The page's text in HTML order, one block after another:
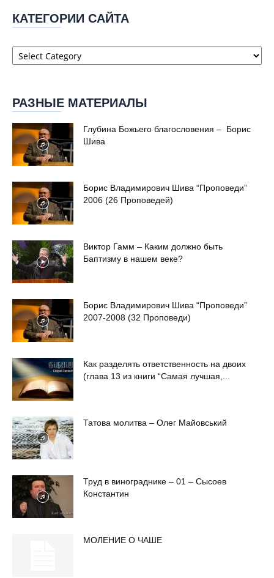
КАТЕГОРИИ САЙТА
Категории
сайта
РАЗНЫЕ МАТЕРИАЛЫ
Глубина Божьего благословения – Борис
Шива
Борис Владимирович Шива “Проповеди”
2006 (26 Проповедей)
Виктор Гамм – Каким должно быть
Баптизму в нашем веке?
Борис Владимирович Шива “Проповеди”
2007-2008 (32 Проповеди)
Как разделять ответственность на двоих
(глава 13 из книги “Самая лучшая,...
Татова молитва – Олег Майовський
Труд в винограднике – 01 – Сысоев
Константин
МОЛЕНИЕ О ЧАШЕ